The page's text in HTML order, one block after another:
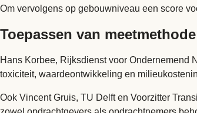
Om vervolgens op gebouwniveau een score
Toepassen van
Hans Korbee, Rijksdienst voor Ondernemend
toxiciteit, waardeontwikkeling en
Ook Vincent Gruis, TU Delft en Voorzitter